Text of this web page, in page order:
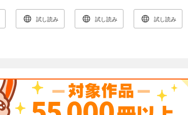
試し読み 試し読み 試し読み